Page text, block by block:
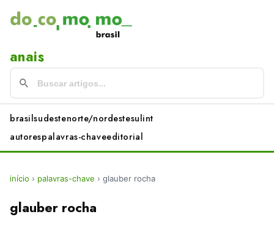
anais
brasilsudestenorte/nordestesulint
autorespalavras-chaveeditorial
início › palavras-chave › glauber rocha
glauber rocha